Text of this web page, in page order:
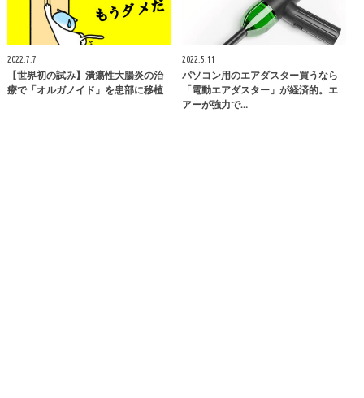
2022.7.7
【世界初の試み】潰瘍性大腸炎の治
療で「オルガノイド」を患部に移植
2022.5.11
パソコン用のエアダスター買うなら
「電動エアダスター」が経済的。エ
アーが強力で…